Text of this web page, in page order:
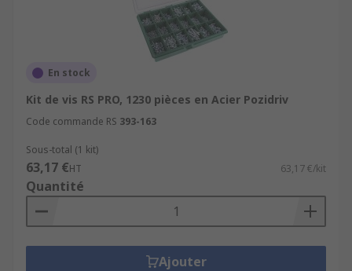
En stock
Kit de vis RS PRO, 1230 pièces en Acier Pozidriv
Code commande RS 393-163
Sous-total (1 kit)
63,17 €HT 63,17 €/kit
Quantité
Ajouter